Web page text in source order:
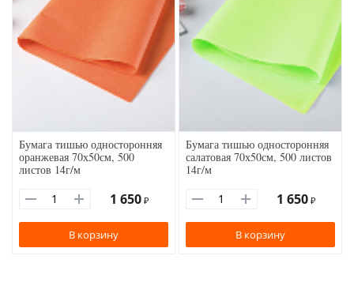
Бумага тишью односторонняя
оранжевая 70х50см, 500
листов 14г/м
1 650 ₽
В корзину
Бумага тишью односторонняя
салатовая 70х50см, 500 листов
14г/м
1 650 ₽
В корзину